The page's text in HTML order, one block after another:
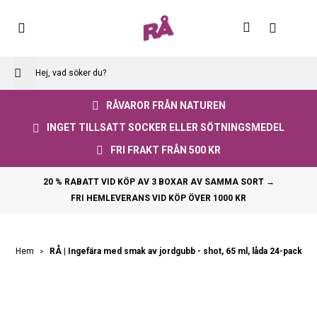
RÅVAROR FRÅN NATUREN
INGET TILLSATT SOCKER ELLER SÖTNINGSMEDEL
FRI FRAKT FRÅN 500 KR
20 % RABATT VID KÖP AV 3 BOXAR AV SAMMA SORT →
FRI HEMLEVERANS VID KÖP ÖVER 1000 KR
Hem RÅ | Ingefära med smak av jordgubb - shot, 65 ml, låda 24-pack